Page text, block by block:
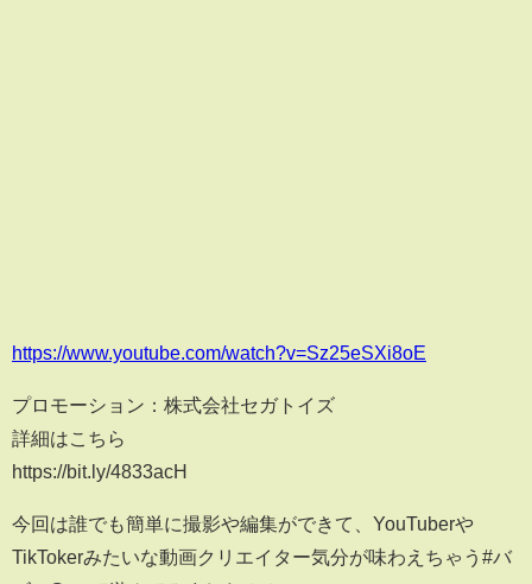
https://www.youtube.com/watch?v=Sz25eSXi8oE
プロモーション：株式会社セガトイズ
詳細はこちら
https://bit.ly/4833acH
今回は誰でも簡単に撮影や編集ができて、YouTuberや
TikTokerみたいな動画クリエイター気分が味わえちゃう#バ